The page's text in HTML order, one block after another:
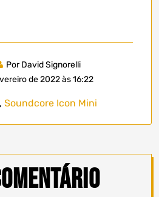
Por David Signorelli
de 2022 às 16:22
Soundcore Icon Mini